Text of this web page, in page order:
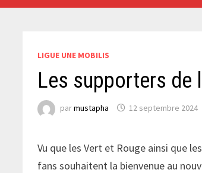
LIGUE UNE MOBILIS
Les supporters de
parmustapha 12 septembre 2024
Vu que les Vert et Rouge ainsi que
fans souhaitent la bienvenue au